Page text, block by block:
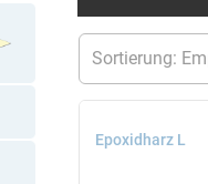
Untermenü öffnen
Epoxidharz L